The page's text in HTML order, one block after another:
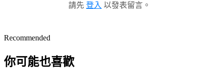
請先 登入 以發表留言。
Recommended
你可能也喜歡